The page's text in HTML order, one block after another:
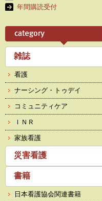
年間購読受付
雑誌
看護
ナーシング・トゥデイ
コミュニティケア
ＩＮＲ
家族看護
災害看護
書籍
日本看護協会関連書籍